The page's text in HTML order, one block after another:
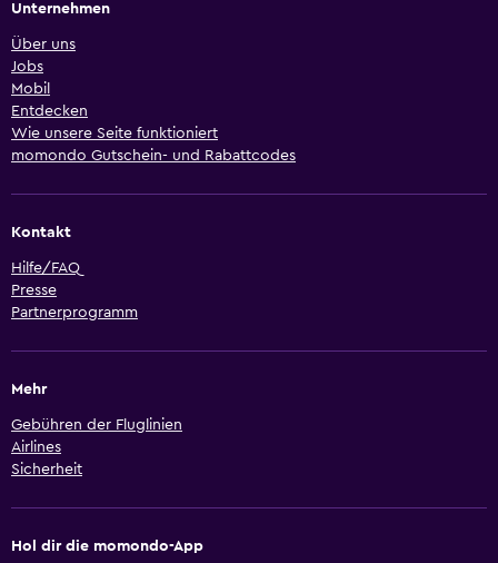
Unternehmen
Über uns
Jobs
Mobil
Entdecken
Wie unsere Seite funktioniert
momondo Gutschein- und Rabattcodes
Kontakt
Hilfe/FAQ
Presse
Partnerprogramm
Mehr
Gebühren der Fluglinien
Airlines
Sicherheit
Hol dir die momondo-App